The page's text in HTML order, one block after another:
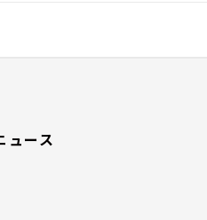
ュース